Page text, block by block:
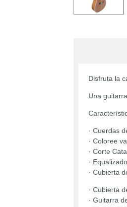
Disfruta la
Una
· Cuerdas
· Coloree
· Corte
·
· Cubierta
· Cubierta
· Guitarra